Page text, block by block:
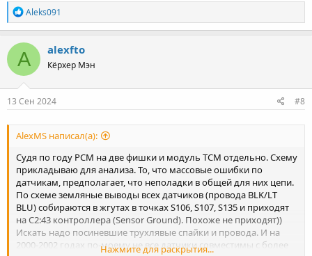
Р
е
а
к
ц
и
и
:
Aleks091
A alexfto
Кёрхер Мэн
13 Сен 2024 #8
AlexMS написал(а):
Судя по году PCM на две фишки и модуль TCM отдельно. Схему
прикладываю для анализа. То, что массовые ошибки по
датчикам, предполагает, что неполадки в общей для них цепи.
По схеме земляные выводы всех датчиков (провода BLK/LT
BLU) собираются в жгутах в точках S106, S107, S135 и приходят
на С2:43 контроллера (Sensor Ground). Похоже не приходят))
Искать надо посиневшие трухлявые спайки и провода. И на
2000-2002 годах по-моему не все датчики совместимы с более
Нажмите для раскрытия...